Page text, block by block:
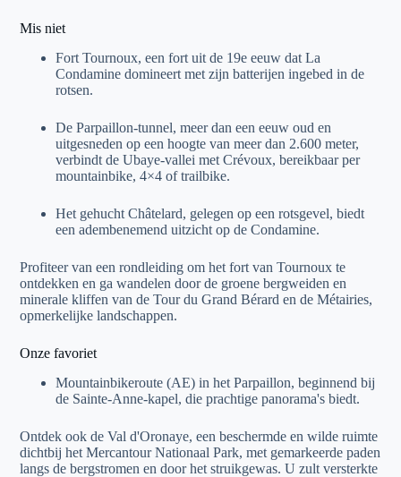
Mis niet
Fort Tournoux, een fort uit de 19e eeuw dat La
Condamine domineert met zijn batterijen ingebed in de
rotsen.
De Parpaillon-tunnel, meer dan een eeuw oud en
uitgesneden op een hoogte van meer dan 2.600 meter,
verbindt de Ubaye-vallei met Crévoux, bereikbaar per
mountainbike, 4×4 of trailbike.
Het gehucht Châtelard, gelegen op een rotsgevel, biedt
een adembenemend uitzicht op de Condamine.
Profiteer van een rondleiding om het fort van Tournoux te
ontdekken en ga wandelen door de groene bergweiden en
minerale kliffen van de Tour du Grand Bérard en de Métairies,
opmerkelijke landschappen.
Onze favoriet
Mountainbikeroute (AE) in het Parpaillon, beginnend bij
de Sainte-Anne-kapel, die prachtige panorama's biedt.
Ontdek ook de Val d'Oronaye, een beschermde en wilde ruimte
dichtbij het Mercantour Nationaal Park, met gemarkeerde paden
langs de bergstromen en door het struikgewas. U zult versterkte